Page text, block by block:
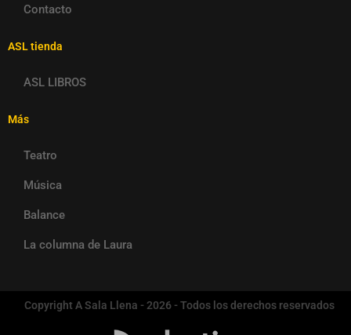
Contacto
ASL tienda
ASL LIBROS
Más
Teatro
Música
Balance
La columna de Laura
Copyright A Sala Llena - 2026 - Todos los derechos reservados